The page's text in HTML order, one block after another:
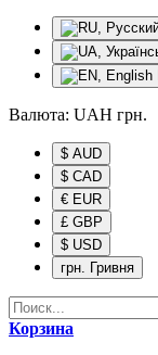
Валюта: UAH грн.
$ AUD
$ CAD
€ EUR
£ GBP
$ USD
грн. Гривня
Корзина